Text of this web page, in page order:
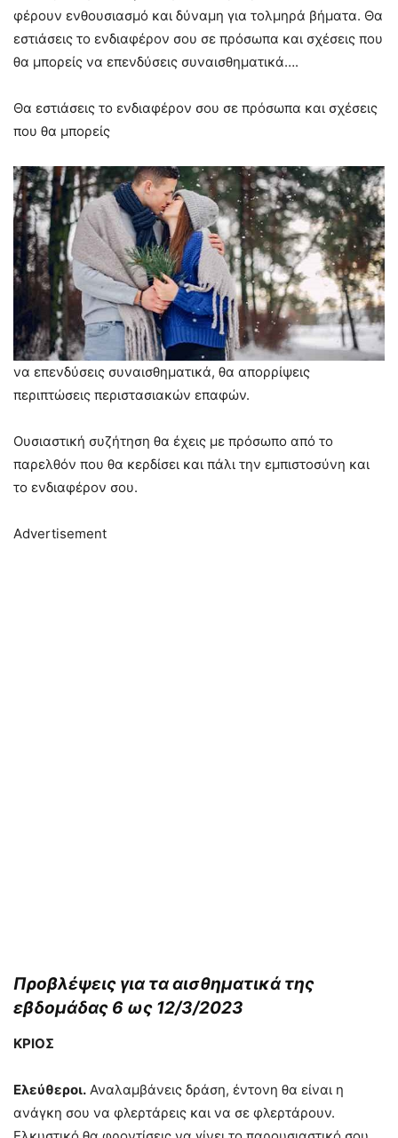
φέρουν ενθουσιασμό και δύναμη για τολμηρά βήματα. Θα
εστιάσεις το ενδιαφέρον σου σε πρόσωπα και σχέσεις που
θα μπορείς να επενδύσεις συναισθηματικά….
Θα εστιάσεις το ενδιαφέρον σου σε πρόσωπα και σχέσεις
που θα μπορείς
να επενδύσεις συναισθηματικά, θα απορρίψεις
περιπτώσεις περιστασιακών επαφών.
Ουσιαστική συζήτηση θα έχεις με πρόσωπο από το
παρελθόν που θα κερδίσει και πάλι την εμπιστοσύνη και
το ενδιαφέρον σου.
Advertisement
Προβλέψεις για τα αισθηματικά της
εβδομάδας 6 ως 12/3/2023
ΚΡΙΟΣ
Ελεύθεροι. Αναλαμβάνεις δράση, έντονη θα είναι η
ανάγκη σου να φλερτάρεις και να σε φλερτάρουν.